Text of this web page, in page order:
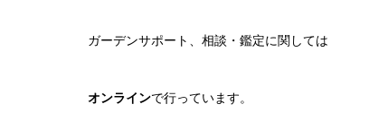
ガーデンサポート、相談・鑑定に関しては
オンラインで行っています。